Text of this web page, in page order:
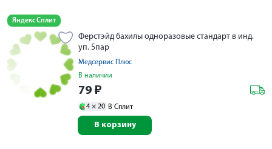
Яндекс Сплит
Ферстэйд бахилы одноразовые стандарт в инд.
уп. 5пар
Медсервис Плюс
В наличии
79 ₽
4 × 20 В Сплит
В корзину